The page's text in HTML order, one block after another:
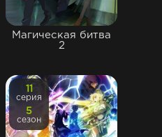
Магическая битва
2
11
серия
5
сезон